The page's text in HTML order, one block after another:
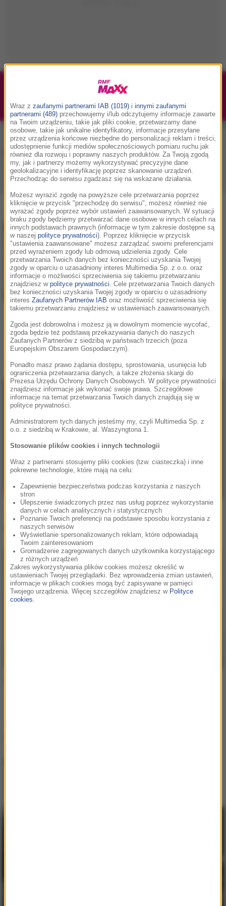
Podwójne bilety na Silesia Memoriał Kamili
Skolimowskiej 2026 - 23.08.2026
Muzyka w RMF MAXX
Playlista Hity Nowości muzyczne
Kali
30KMH
Podziel się:
Teledysk Kali - 30KMH:
Inne teledyski
Wraz z zaufanymi partnerami IAB (1019) i innymi zaufanymi
partnerami (489) przechowujemy i/lub odczytujemy informacje zawarte
na Twoim urządzeniu, takie jak pliki cookie, przetwarzamy dane
osobowe, takie jak unikalne identyfikatory, informacje przesyłane
przez urządzenia końcowe niezbędne do personalizacji reklam i treści,
udostępnienie funkcji mediów społecznościowych pomiaru ruchu jak
również dla rozwoju i poprawny naszych produktów. Za Twoją zgodą
my, jak i partnerzy możemy wykorzystywać precyzyjne dane
geolokalizacyjne i identyfikację poprzez skanowanie urządzeń.
Przechodząc do serwisu zgadzasz się na wskazane działania.
Możesz wyrazić zgodę na powyższe cele przetwarzania poprzez
kliknięcie w przycisk "przechodzę do serwisu", możesz również nie
wyrażać zgody poprzez wybór ustawień zaawansowanych. W sytuacji
braku zgody będziemy przetwarzać dane osobowe w innych celach na
innych podstawach prawnych (informacje w tym zakresie dostępne są
w naszej polityce prywatności). Poprzez kliknięcie w przycisk
"ustawienia zaawansowane" możesz zarządzać swoimi preferencjami
przed wyrażeniem zgody lub odmową udzielenia zgody. Cele
przetwarzania Twoich danych bez konieczności uzyskania Twojej
zgody w oparciu o uzasadniony interes Multimedia Sp. z o.o. oraz
informacje o możliwości sprzeciwienia się takiemu przetwarzaniu
znajdziesz w polityce prywatności . Cele przetwarzania Twoich danych
bez konieczności uzyskania Twojej zgody w oparciu o uzasadniony
interes Zaufanych Partnerów IAB oraz możliwość sprzeciwienia się
takiemu przetwarzaniu znajdziesz w ustawieniach zaawansowanych.
Zgoda jest dobrowolna i możesz ją w dowolnym momencie wycofać,
zgoda będzie też podstawą przekazywania danych do naszych
Zaufanych Partnerów z siedzibą w państwach trzecich (poza
Europejskim Obszarem Gospodarczym).
Ponadto masz prawo żądania dostępu, sprostowania, usunięcia lub
ograniczenia przetwarzania danych, a także złożenia skargi do
Prezesa Urzędu Ochrony Danych Osobowych. W polityce prywatności
znajdziesz informacje jak wykonać swoje prawa. Szczegółowe
informacje na temat przetwarzania Twoich danych znajdują się w
polityce prywatności.
Administratorem tych danych jesteśmy my, czyli Multimedia Sp. z
o.o. z siedzibą w Krakowie, al. Waszyngtona 1.
Stosowanie plików cookies i innych technologii
Wraz z partnerami stosujemy pliki cookies (tzw. ciasteczka) i inne
pokrewne technologie, które mają na celu:
Zapewnienie bezpieczeństwa podczas korzystania z naszych
stron
Ulepszenie świadczonych przez nas usług poprzez wykorzystanie
danych w celach analitycznych i statystycznych
Poznanie Twoich preferencji na podstawie sposobu korzystania z
naszych serwisów
Wyświetlanie spersonalizowanych reklam, które odpowiadają
Twoim zainteresowaniom
Gromadzenie zagregowanych danych użytkownika korzystającego
z różnych urządzeń
Zakres wykorzystywania plików cookies możesz określić w
ustawieniach Twojej przeglądarki. Bez wprowadzenia zmian ustawień,
informacje w plikach cookies mogą być zapisywane w pamięci
Twojego urządzenia. Więcej szczegółów znajdziesz w Polityce
cookies